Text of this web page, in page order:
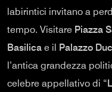
labirintici invitano a
tempo. Visitare Piazza
Basilica e il Palazzo
l’antica grandezza
celebre appellativo di “